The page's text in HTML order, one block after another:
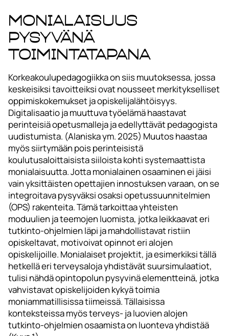
Monialaisuus
pysyvänä
toimintatapana
Korkeakoulupedagogiikka on siis muutoksessa, jossa
keskeisiksi tavoitteiksi ovat nousseet merkitykselliset
oppimiskokemukset ja opiskelijalähtöisyys.
Digitalisaatio ja muuttuva työelämä haastavat
perinteisiä opetusmalleja ja edellyttävät pedagogista
uudistumista. (Alaniska ym. 2025) Muutos haastaa
myös siirtymään pois perinteisistä
koulutusaloittaisista siiloista kohti systemaattista
monialaisuutta. Jotta monialainen osaaminen ei jäisi
vain yksittäisten opettajien innostuksen varaan, on se
integroitava pysyväksi osaksi opetussuunnitelmien
(OPS) rakenteita. Tämä tarkoittaa yhteisten
moduulien ja teemojen luomista, jotka leikkaavat eri
tutkinto-ohjelmien läpi ja mahdollistavat ristiin
opiskeltavat, motivoivat opinnot eri alojen
opiskelijoille. Monialaiset projektit, ja esimerkiksi tällä
hetkellä eri terveysaloja yhdistävät suursimulaatiot,
tulisi nähdä opintopolun pysyvinä elementteinä, jotka
vahvistavat opiskelijoiden kykyä toimia
moniammatillisissa tiimeissä. Tällaisissa
konteksteissa myös terveys- ja luovien alojen
tutkinto-ohjelmien osaamista on luonteva yhdistää